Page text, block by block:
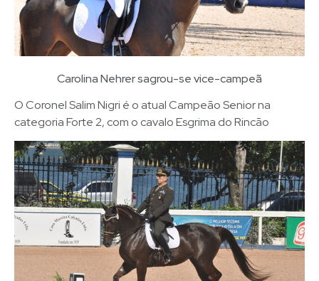
Carolina Nehrer sagrou-se vice-campeã
O Coronel Salim Nigri é o atual Campeão Senior na
categoria Forte 2, com o cavalo Esgrima do Rincão